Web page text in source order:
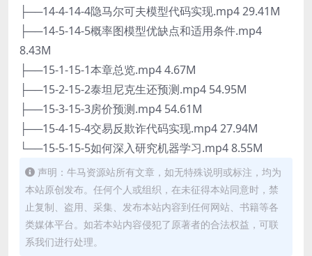
├──14-4-14-4隐马尔可夫模型代码实现.mp4 29.41M
├──14-5-14-5概率图模型优缺点和适用条件.mp4
8.43M
├──15-1-15-1本章总览.mp4 4.67M
├──15-2-15-2泰坦尼克生还预测.mp4 54.95M
├──15-3-15-3房价预测.mp4 54.61M
├──15-4-15-4交易反欺诈代码实现.mp4 27.94M
└──15-5-15-5如何深入研究机器学习.mp4 8.55M
声明：牛马资源站所有文章，如无特殊说明或标注，均为
本站原创发布。任何个人或组织，在未征得本站同意时，禁
止复制、盗用、采集、发布本站内容到任何网站、书籍等各
类媒体平台。如若本站内容侵犯了原著者的合法权益，可联
系我们进行处理。